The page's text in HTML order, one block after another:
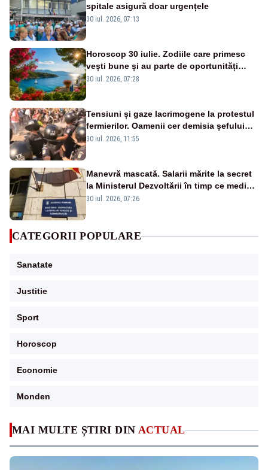
MAI MULTE ȘTIRI DIN ACTUAL
spitale asigură doar urgențele
30 iul. 2026, 07:13
Horoscop 30 iulie. Zodiile care primesc
vești bune și au parte de oportunități
neașteptate
30 iul. 2026, 07:28
Tensiuni și gaze lacrimogene la protestul
fermierilor. Oamenii cer demisia șefului
ANSVSA și s-au mutat în Piața Victoria–
30 iul. 2026, 11:55
Manevră mascată. Salarii mărite la secret
la Ministerul Dezvoltării în timp ce medicii
ies în stradă
30 iul. 2026, 07:26
CATEGORII POPULARE
Sanatate
Justitie
Sport
Horoscop
Economie
Monden